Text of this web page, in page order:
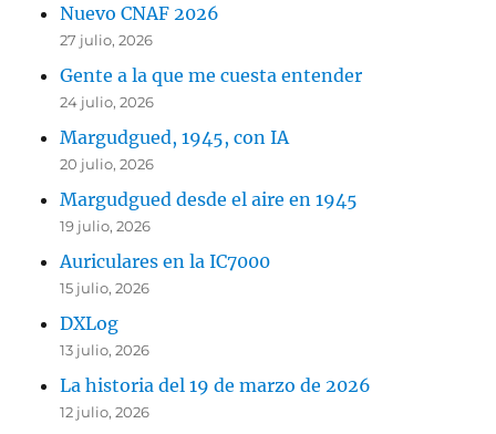
Nuevo CNAF 2026
27 julio, 2026
Gente a la que me cuesta entender
24 julio, 2026
Margudgued, 1945, con IA
20 julio, 2026
Margudgued desde el aire en 1945
19 julio, 2026
Auriculares en la IC7000
15 julio, 2026
DXLog
13 julio, 2026
La historia del 19 de marzo de 2026
12 julio, 2026